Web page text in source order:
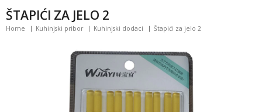
ŠTAPIĆI ZA JELO 2
Home Kuhinjski pribor Kuhinjski dodaci Štapići za jelo 2